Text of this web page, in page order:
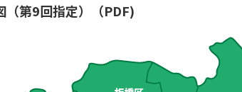
第9回指定）（PDF)